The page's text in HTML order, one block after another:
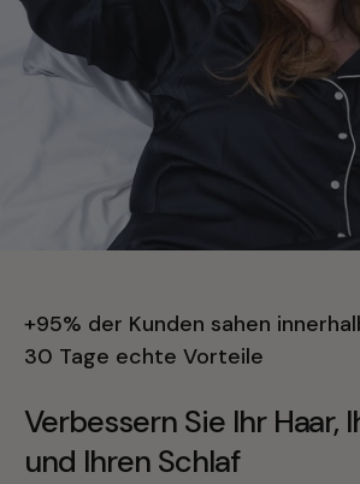
+95% der Kunden sahen
30 Tage echte Vorteile
Verbessern Sie Ihr Haar,
und Ihren Schlaf